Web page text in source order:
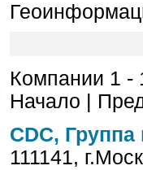
Компании 1 -
Начало |
CDC,
111141,